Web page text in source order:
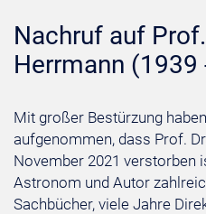
Nachruf auf
Herrmann (1939
Mit großer Bestürzung
aufgenommen, dass Prof.
November 2021 verstorben
Astronom und Autor
Sachbücher, viele Jahre